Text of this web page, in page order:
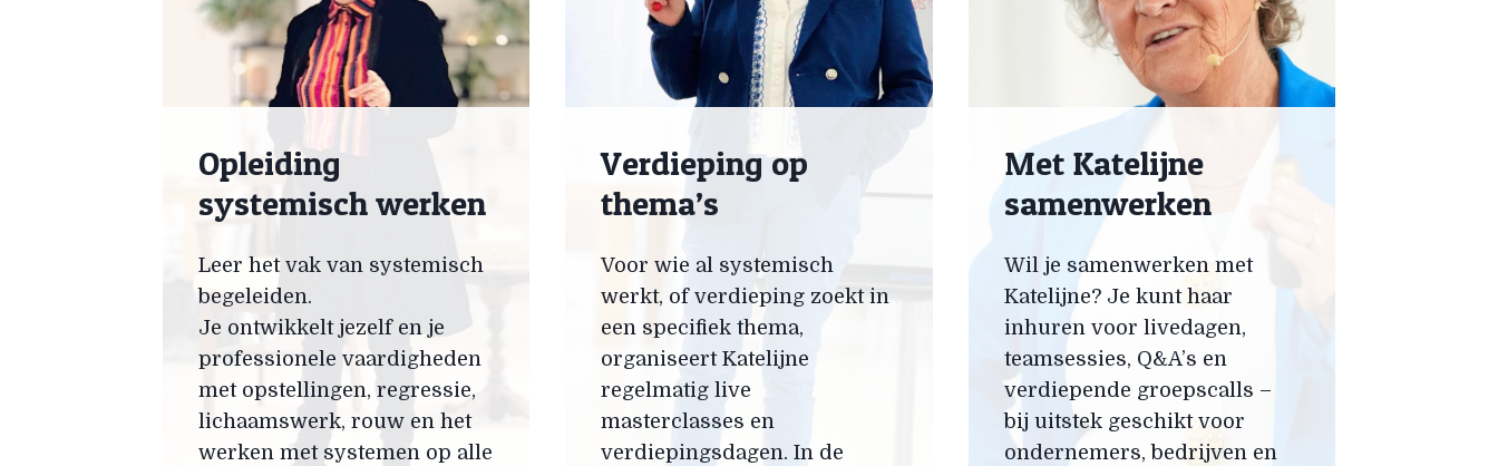
Opleiding
systemisch werken
Leer het vak van systemisch
begeleiden.
Je ontwikkelt jezelf en je
professionele vaardigheden
met opstellingen, regressie,
lichaamswerk, rouw en het
werken met systemen op alle
Verdieping op
thema’s
Voor wie al systemisch
werkt, of verdieping zoekt in
een specifiek thema,
organiseert Katelijne
regelmatig live
masterclasses en
verdiepingsdagen. In de
Met Katelijne
samenwerken
Wil je samenwerken met
Katelijne? Je kunt haar
inhuren voor livedagen,
teamsessies, Q&A’s en
verdiepende groepscalls –
bij uitstek geschikt voor
ondernemers, bedrijven en